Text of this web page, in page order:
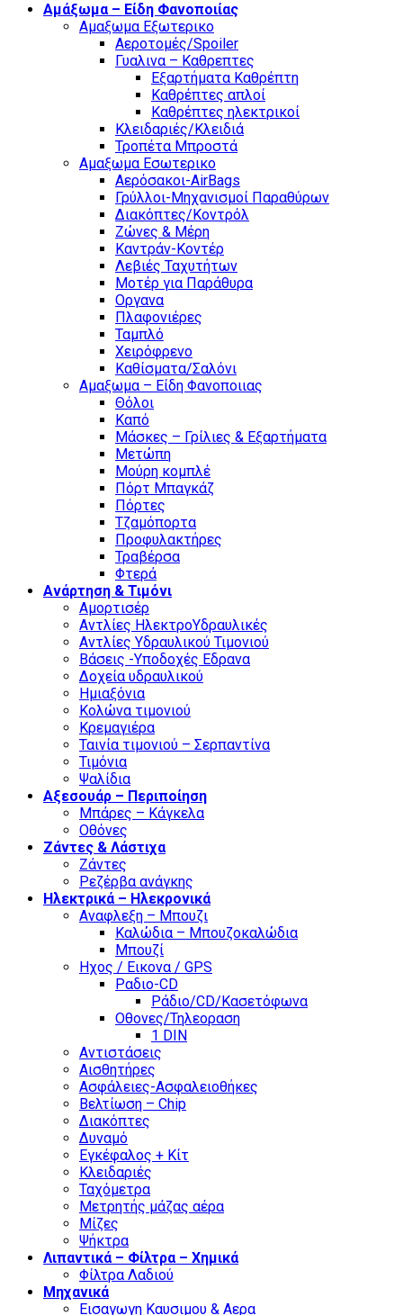
Αμάξωμα – Είδη Φανοποιίας
Αμαξωμα Εξωτερικο
Αεροτομές/Spoiler
Γυαλινα – Καθρεπτες
Εξαρτήματα Καθρέπτη
Καθρέπτες απλοί
Καθρέπτες ηλεκτρικοί
Κλειδαριές/Κλειδιά
Τροπέτα Μπροστά
Αμαξωμα Εσωτερικο
Αερόσακοι-AirBags
Γρύλλοι-Μηχανισμοί Παραθύρων
Διακόπτες/Κοντρόλ
Ζώνες & Μέρη
Καντράν-Κοντέρ
Λεβιές Ταχυτήτων
Μοτέρ για Παράθυρα
Οργανα
Πλαφονιέρες
Ταμπλό
Χειρόφρενο
Καθίσματα/Σαλόνι
Αμαξωμα – Είδη Φανοποιιας
Θόλοι
Καπό
Μάσκες – Γρίλιες & Εξαρτήματα
Μετώπη
Μούρη κομπλέ
Πόρτ Μπαγκάζ
Πόρτες
Τζαμόπορτα
Προφυλακτήρες
Τραβέρσα
Φτερά
Ανάρτηση & Τιμόνι
Αμορτισέρ
Αντλίες ΗλεκτροΥδραυλικές
Αντλίες Υδραυλικού Τιμονιού
Βάσεις -Υποδοχές Εδρανα
Δοχεία υδραυλικού
Ημιαξόνια
Κολώνα τιμονιού
Κρεμαγιέρα
Ταινία τιμονιού – Σερπαντίνα
Τιμόνια
Ψαλίδια
Αξεσουάρ – Περιποίηση
Μπάρες – Κάγκελα
Οθόνες
Ζάντες & Λάστιχα
Ζάντες
Ρεζέρβα ανάγκης
Ηλεκτρικά – Ηλεκρονικά
Αναφλεξη – Μπουζι
Καλώδια – Μπουζοκαλώδια
Μπουζί
Ηχος / Εικονα / GPS
Ραδιο-CD
Ράδιο/CD/Κασετόφωνα
Οθονες/Τηλεοραση
1 DIN
Αντιστάσεις
Αισθητήρες
Ασφάλειες-Ασφαλειοθήκες
Βελτίωση – Chip
Διακόπτες
Δυναμό
Εγκέφαλος + Κίτ
Κλειδαριές
Ταχόμετρα
Μετρητής μάζας αέρα
Μίζες
Ψήκτρα
Λιπαντικά – Φίλτρα – Χημικά
Φίλτρα Λαδιού
Μηχανικά
Εισαγωγη Καυσιμου & Αερα